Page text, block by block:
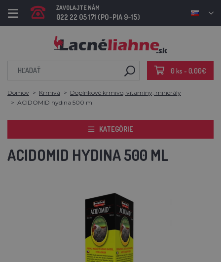
ZAVOLAJTE NÁM
022 22 05 171 (PO-PIA 9-15)
0 ks - 0,00€
Domov Krmivá
Doplnkové krmivo, vitamíny, minerály
ACIDOMID hydina 500 ml
KATEGÓRIE
ACIDOMID HYDINA 500 ML